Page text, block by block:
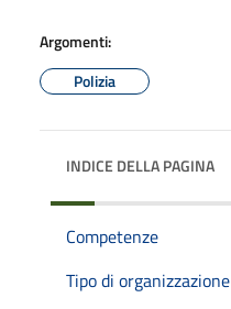
Argomenti:
Polizia
INDICE DELLA PAGINA
Competenze
Tipo di organizzazione